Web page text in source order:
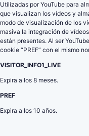
Utilizadas por YouTube para
que visualizan los vídeos y
modo de visualización de los
masiva la integración de
están presentes. Al ser
cookie “PREF” con el mismo
VISITOR_INFO1_LIVE
Expira a los 8 meses.
PREF
Expira a los 10 años.